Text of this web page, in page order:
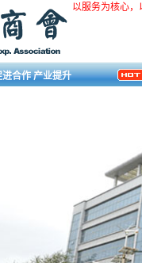
以服务为核心
合作 产业提升